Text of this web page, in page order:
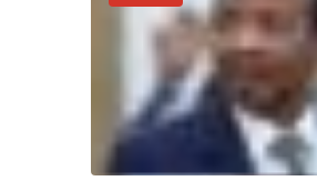
ocorreu a escassos metros
piquete da Polícia, facto
denúncias de alegada falta
intervenção por parte de